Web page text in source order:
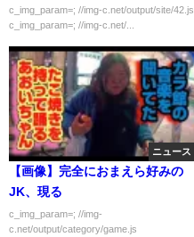
バイスされるｗｗｗｗｗ
c_img_param=; //img-c.net/output/site/42.js
c_img_param=; //img-c.net/...
ニュース
【画像】完全におまえら好みの
JK、現る
c_img_param=; //img-
c.net/output/category/game.js